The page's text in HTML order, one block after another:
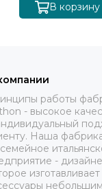
В корзину
работы
- высокое
Наша
-